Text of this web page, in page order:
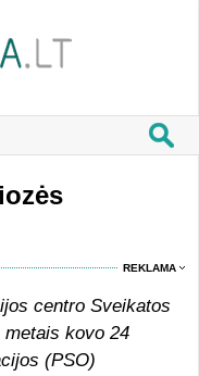
REKLAMA
centro Sveikatos
kovo 24
(PSO)